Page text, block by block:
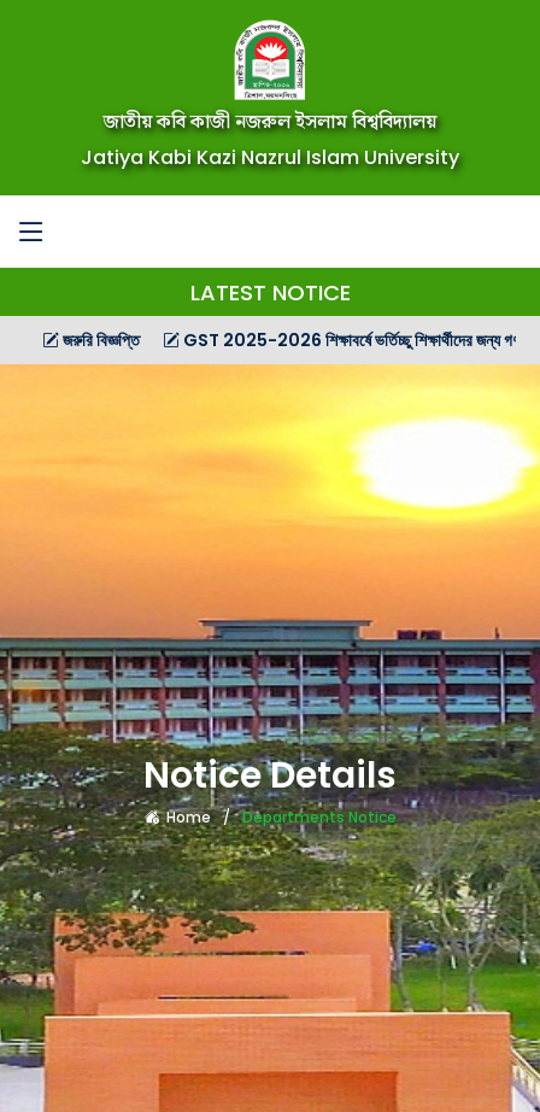
জাতীয় কবি কাজী নজরুল ইসলাম বিশ্ববিদ্যালয়
Jatiya Kabi Kazi Nazrul Islam University
LATEST NOTICE
জরুরি বিজ্ঞপ্তি GST 2025-2026 শিক্ষাবর্ষে ভর্তিচ্ছু শিক্ষার্থীদের জন্য গণ বিজ্ঞপ্তি
Notice Details
Home Departments Notice